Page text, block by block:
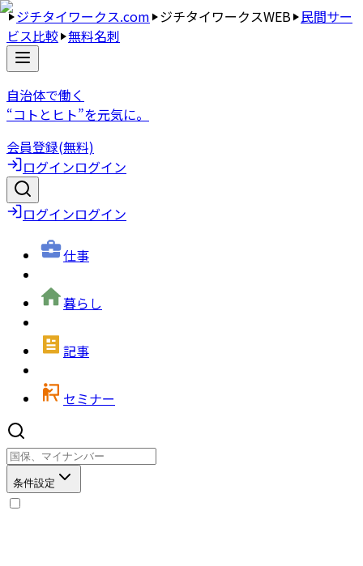
ジチタイワークス.com ジチタイワークスWEB 民間サー
ビス比較 無料名刺
自治体で働く
“コトとヒト”を元気に。
会員登録(無料)
ログインログイン
ログインログイン
仕事
暮らし
記事
セミナー
条件設定